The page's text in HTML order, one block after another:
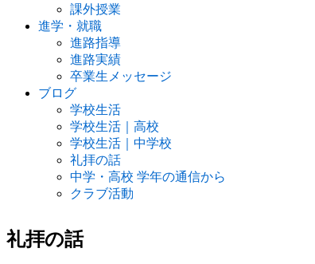
課外授業
進学・就職
進路指導
進路実績
卒業生メッセージ
ブログ
学校生活
学校生活｜高校
学校生活｜中学校
礼拝の話
中学・高校 学年の通信から
クラブ活動
礼拝の話